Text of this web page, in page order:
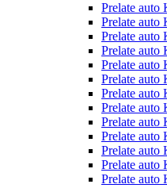
Prelate auto
Prelate auto
Prelate auto
Prelate auto
Prelate auto
Prelate
Prelate auto
Prelate
Prelate auto
Prelate auto
Prelate auto
Prelate auto
Prelate auto